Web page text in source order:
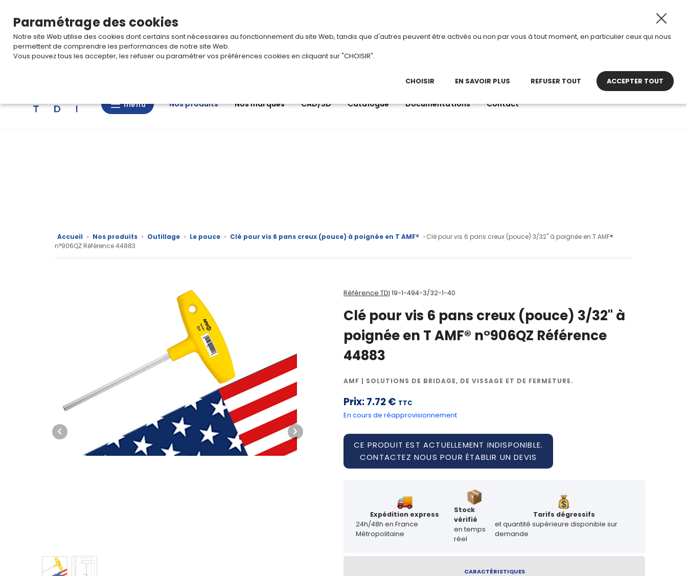
Du 3 au 28 août 2026, TDI passe en mode été. Horaires d’ouverture :
Fiches
techniques
Contact
menu
menu Nos produits Nos marques CAD/3D Catalogue Documentations Contact
Accueil › Nos produits › Outillage › Le pouce › Clé pour vis 6 pans creux (pouce) à poignée en T AMF® › Clé pour vis 6 pans creux (pouce) 3/32" à poignée en T AMF®
n°906QZ Référence 44883
Référence TDI 19-1-494-3/32-1-40
Clé pour vis 6 pans creux (pouce) 3/32" à
poignée en T AMF® n°906QZ Référence
44883
AMF | SOLUTIONS DE BRIDAGE, DE VISSAGE ET DE FERMETURE.
Prix:7.72 € TTC
En cours de réapprovisionnement
CE PRODUIT EST ACTUELLEMENT INDISPONIBLE.
CONTACTEZ NOUS POUR ÉTABLIR UN DEVIS
Expédition express
24h/48h en France
Métropolitaine
Stock
vérifié
en temps
réel
Tarifs dégressifs
et quantité supérieure disponible sur
demande
CARACTÉRISTIQUES
Paramétrage des cookies
Notre site Web utilise des cookies dont certains sont nécessaires au fonctionnement du site Web, tandis que d'autres peuvent être activés ou non par vous à tout moment, en particulier ceux qui nous
permettent de comprendre les performances de notre site Web.
Vous pouvez tous les accepter, les refuser ou paramétrer vos préférences cookies en cliquant sur "CHOISIR".
CHOISIR EN SAVOIR PLUS REFUSER TOUT ACCEPTER TOUT